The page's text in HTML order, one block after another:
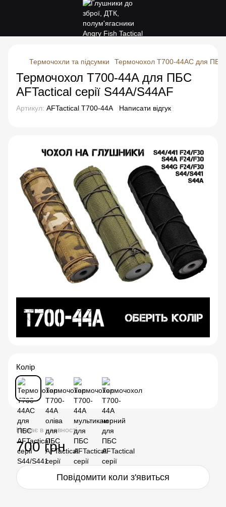
Термочохли та підсумки Термочохол Т700-44AC для ПБС
Термочохол T700-44A для ПБС
AFTactical серії S44A/S44AF
Артикул: AFTactical T700-44A Написати відгук
Колір
Немає в наявності
700 грн
Повідомити коли з'явиться